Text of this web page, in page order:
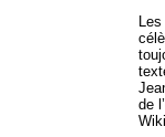
de